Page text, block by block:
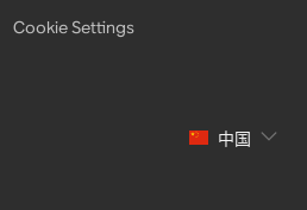
Cookie Settings
中国